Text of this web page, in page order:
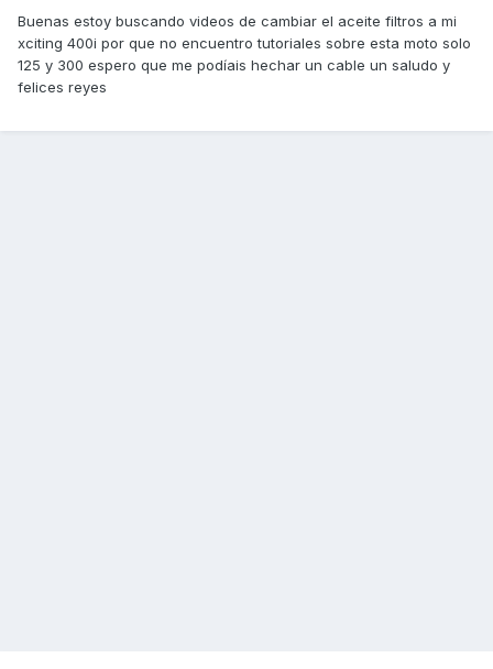
Buenas estoy buscando videos de cambiar el aceite filtros a mi
xciting 400i por que no encuentro tutoriales sobre esta moto solo
125 y 300 espero que me podíais hechar un cable un saludo y
felices reyes